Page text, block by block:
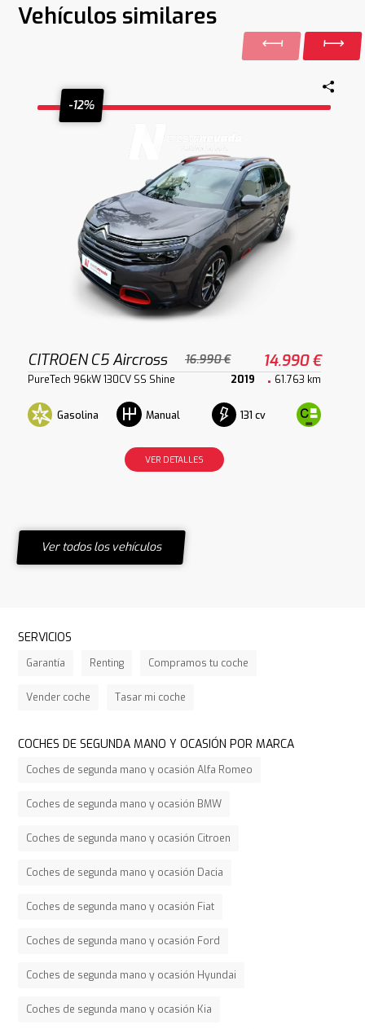
Vehículos similares
-12%
CITROEN C5 Aircross 16.990 € 14.990 €
PureTech 96kW 130CV SS Shine 2019 61.763 km
Gasolina Manual 131 cv
VER DETALLES
Ver todos los vehículos
SERVICIOS
Garantía Renting Compramos tu coche
Vender coche Tasar mi coche
COCHES DE SEGUNDA MANO Y OCASIÓN POR MARCA
Coches de segunda mano y ocasión Alfa Romeo
Coches de segunda mano y ocasión BMW
Coches de segunda mano y ocasión Citroen
Coches de segunda mano y ocasión Dacia
Coches de segunda mano y ocasión Fiat
Coches de segunda mano y ocasión Ford
Coches de segunda mano y ocasión Hyundai
Coches de segunda mano y ocasión Kia